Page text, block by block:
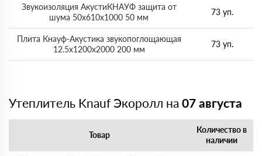
Звукоизоляция АкустиКНАУФ защита от
шума 50х610х1000 50 мм
73 уп.
Плита Кнауф-Акустика звукопоглощающая
12.5х1200х2000 200 мм
73 уп.
Утеплитель Knauf Экоролл на 07 августа
Товар
Количество в
наличии